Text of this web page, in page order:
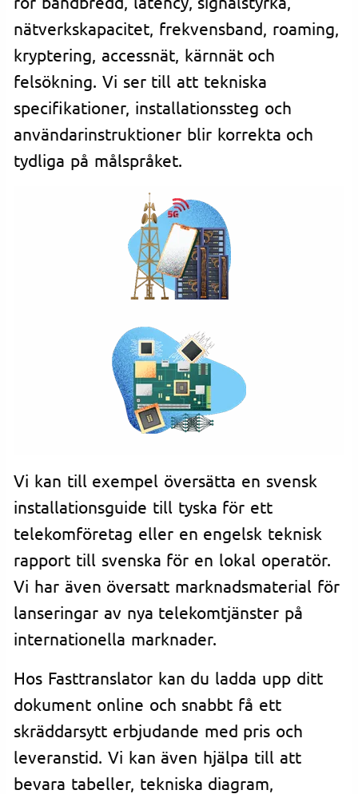
nätverkskapacitet, frekvensband, roaming,
kryptering, accessnät, kärnnät och
felsökning. Vi ser till att tekniska
specifikationer, installationssteg och
användarinstruktioner blir korrekta och
tydliga på målspråket.
Vi kan till exempel översätta en svensk
installationsguide till tyska för ett
telekomföretag eller en engelsk teknisk
rapport till svenska för en lokal operatör.
Vi har även översatt marknadsmaterial för
lanseringar av nya telekomtjänster på
internationella marknader.
Hos Fasttranslator kan du ladda upp ditt
dokument online och snabbt få ett
skräddarsytt erbjudande med pris och
leveranstid. Vi kan även hjälpa till att
bevara tabeller, tekniska diagram,